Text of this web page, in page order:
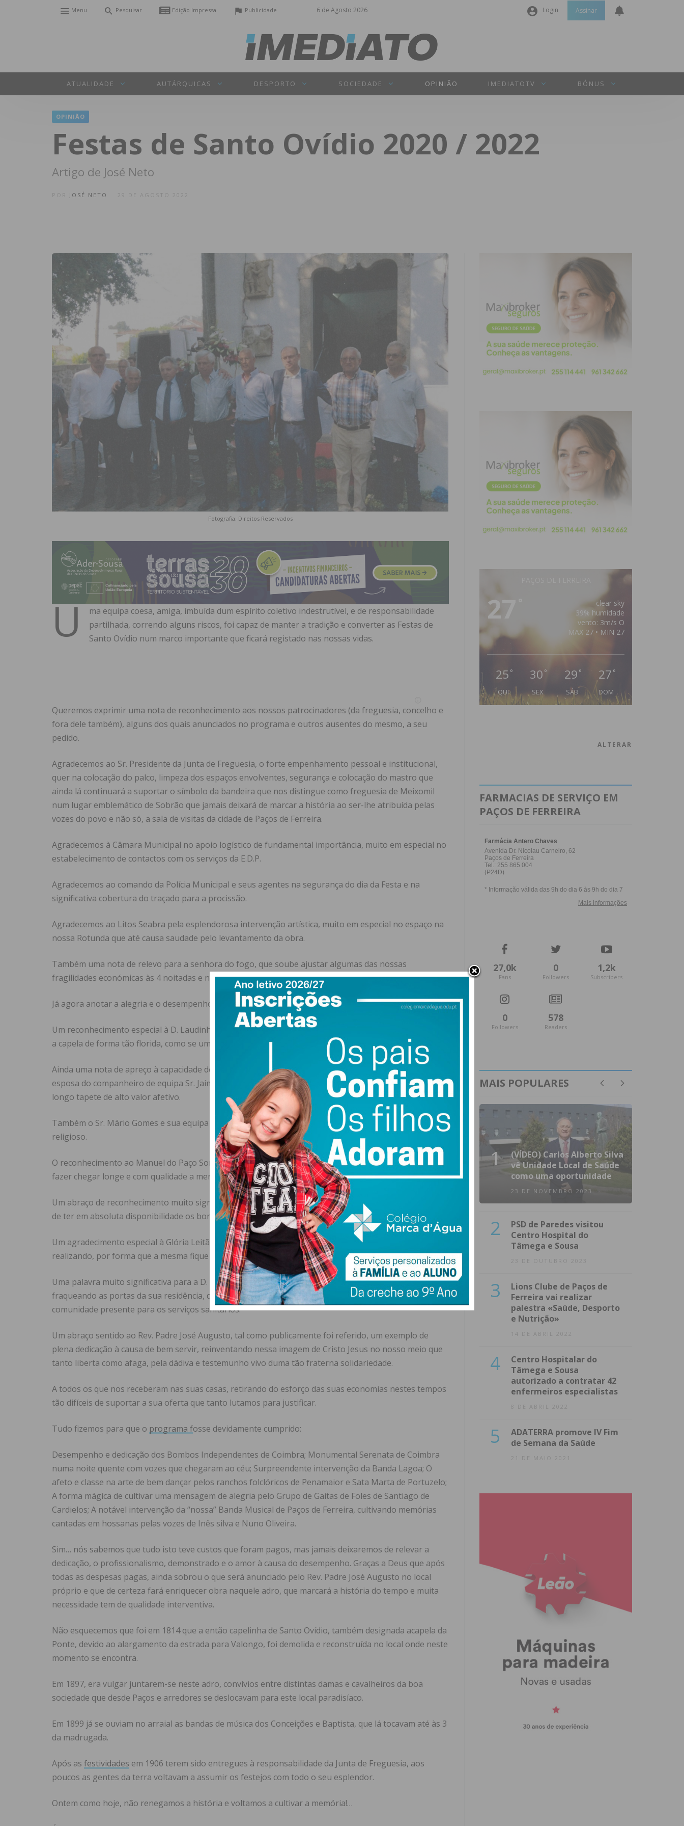
6 de Agosto 2026
Menu Pesquisar Edição Impressa Publicidade Login
Senha
Assinar
ATUALIDADE AUTÁRQUICAS DESPORTO SOCIEDADE OPINIÃO IMEDIATOTV BÓNUS
OPINIÃO
Festas de Santo Ovídio 2020 / 2022
Artigo de José Neto
JOSÉ NETO 29 DE AGOSTO 2022
Fotografia: Direitos Reservados
U
ma equipa coesa, amiga, imbuída dum espírito coletivo indestrutível, e de responsabilidade
partilhada, correndo alguns riscos, foi capaz de manter a tradição e converter as Festas de
Santo Ovídio num marco importante que ficará registado nas nossas vidas.
Queremos exprimir uma nota de reconhecimento aos nossos patrocinadores (da freguesia, concelho e
fora dele também), alguns dos quais anunciados no programa e outros ausentes do mesmo, a seu
pedido.
Agradecemos ao Sr. Presidente da Junta de Freguesia, o forte empenhamento pessoal e institucional,
quer na colocação do palco, limpeza dos espaços envolventes, segurança e colocação do mastro que
ainda lá continuará a suportar o símbolo da bandeira que nos distingue como freguesia de Meixomil
num lugar emblemático de Sobrão que jamais deixará de marcar a história ao ser-lhe atribuída pelas
vozes do povo e não só, a sala de visitas da cidade de Paços de Ferreira.
Agradecemos à Câmara Municipal no apoio logístico de fundamental importância, muito em especial no
estabelecimento de contactos com os serviços da E.D.P.
Agradecemos ao comando da Polícia Municipal e seus agentes na segurança do dia da Festa e na
significativa cobertura do traçado para a procissão.
Agradecemos ao Litos Seabra pela esplendorosa intervenção artística, muito em especial no espaço na
nossa Rotunda que até causa saudade pelo levantamento da obra.
Também uma nota de relevo para a senhora do fogo, que soube ajustar algumas das nossas
fragilidades económicas às 4 noitadas e no acompanhamento dos bombos em visita a toda a freguesia.
Já agora anotar a alegria e o desempenho árduo do Grupo de Bombos no anunciar das festividades.
Um reconhecimento especial à D. Laudinha, continuadamente animada de tanta devoção, enriquecendo
a capela de forma tão florida, como se um jardim se tratasse.
Ainda uma nota de apreço à capacidade de mestria das floristas no embelezamento dos andores e da
esposa do companheiro de equipa Sr. Jaime, que com apoio dum grupo de senhoras, edificaram um
longo tapete de alto valor afetivo.
Também o Sr. Mário Gomes e sua equipa no apoio interno da capela para a dignificação do ato
religioso.
O reconhecimento ao Manuel do Paço Som pela disponibilidade profissional e inegável competência de
fazer chegar longe e com qualidade a mensagem do palco.
Um abraço de reconhecimento muito significativo ao amigo Sr. Simões da Paços Print, qual a vantagem
de ter em absoluta disponibilidade os bons serviços de apoio publicitário.
Um agradecimento especial à Glória Leitão pela cobertura fotográfica que abnegadamente foi
realizando, por forma que a mesma fique preservada.
Uma palavra muito significativa para a D. Guidinha da redação, pela forma como sempre nos distinguiu,
fraqueando as portas da sua residência, quer para acomodar material de apoio, como socorrendo a
comunidade presente para os serviços sanitários.
Um abraço sentido ao Rev. Padre José Augusto, tal como publicamente foi referido, um exemplo de
plena dedicação à causa de bem servir, reinventando nessa imagem de Cristo Jesus no nosso meio que
tanto liberta como afaga, pela dádiva e testemunho vivo duma tão fraterna solidariedade.
A todos os que nos receberam nas suas casas, retirando do esforço das suas economias nestes tempos
tão difíceis de suportar a sua oferta que tanto lutamos para justificar.
Tudo fizemos para que o programa fosse devidamente cumprido:
Desempenho e dedicação dos Bombos Independentes de Coimbra; Monumental Serenata de Coimbra
numa noite quente com vozes que chegaram ao céu; Surpreendente intervenção da Banda Lagoa; O
afeto e classe na arte de bem dançar pelos ranchos folclóricos de Penamaior e Sata Marta de Portuzelo;
A forma mágica de cultivar uma mensagem de alegria pelo Grupo de Gaitas de Foles de Santiago de
Cardielos; A notável intervenção da “nossa” Banda Musical de Paços de Ferreira, cultivando memórias
cantadas em hossanas pelas vozes de Inês silva e Nuno Oliveira.
Sim… nós sabemos que tudo isto teve custos que foram pagos, mas jamais deixaremos de relevar a
dedicação, o profissionalismo, demonstrado e o amor à causa do desempenho. Graças a Deus que após
todas as despesas pagas, ainda sobrou o que será anunciado pelo Rev. Padre José Augusto no local
próprio e que de certeza fará enriquecer obra naquele adro, que marcará a história do tempo e muita
necessidade tem de qualidade interventiva.
Não esquecemos que foi em 1814 que a então capelinha de Santo Ovídio, também designada acapela da
Ponte, devido ao alargamento da estrada para Valongo, foi demolida e reconstruída no local onde neste
momento se encontra.
Em 1897, era vulgar juntarem-se neste adro, convívios entre distintas damas e cavalheiros da boa
sociedade que desde Paços e arredores se deslocavam para este local paradisíaco.
Em 1899 já se ouviam no arraial as bandas de música dos Conceições e Baptista, que lá tocavam até às 3
da madrugada.
Após as festividades em 1906 terem sido entregues à responsabilidade da Junta de Freguesia, aos
poucos as gentes da terra voltavam a assumir os festejos com todo o seu esplendor.
Ontem como hoje, não renegamos a história e voltamos a cultivar a memória!…
27
clear sky
39% humidade
vento: 3m/s O
MAX 27 • MIN 27
25 °
QUI
30 °
SEX
29 °
SÁB
27 °
DOM
ALTERAR
FARMACIAS DE SERVIÇO EM
PAÇOS DE FERREIRA
27,0k
Fans
0
Followers
1,2k
Subscribers
0
Followers
578
Readers
MAIS POPULARES
1
(VÍDEO) Carlos Alberto Silva
vê Unidade Local de Saúde
como uma oportunidade
23 DE NOVEMBRO 2023
2
PSD de Paredes visitou
Centro Hospital do
Tâmega e Sousa
23 DE OUTUBRO 2023
3
Lions Clube de Paços de
Ferreira vai realizar
palestra «Saúde, Desporto
e Nutrição»
14 DE ABRIL 2022
4
Centro Hospitalar do
Tâmega e Sousa
autorizado a contratar 42
enfermeiros especialistas
8 DE ABRIL 2022
5
ADATERRA promove IV Fim
de Semana da Saúde
21 DE MAIO 2021